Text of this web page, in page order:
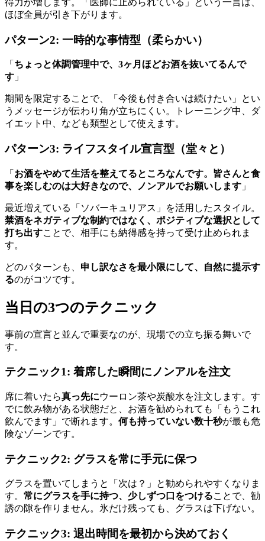
ほぼ全員が引き下がります。
パターン2: 一時的な事情型（柔らかい）
「 ちょっと体調管理中で、3ヶ月ほどお酒を抜いてるんで
す 」
期間を限定することで、「今後も付き合いは続けたい」とい
うメッセージが伝わり角が立ちにくい。トレーニング中、ダ
イエット中、なども類型として使えます。
パターン3: ライフスタイル宣言型（堂々と）
「 お酒をやめて生活を整えてるところなんです。皆さんと食
事を楽しむのは大好きなので、ノンアルでお願いします 」
最近増えている「ソバーキュリアス」を活用したスタイル。
禁酒をネガティブな制約ではなく、ポジティブな選択として
打ち出すことで、相手にも納得感を持って受け止められま
す。
どのパターンも、 申し訳なさを最小限にして、自然に提示す
るのがコツです。
当日の3つのテクニック
事前の宣言と並んで重要なのが、現場での立ち振る舞いで
す。
テクニック1: 着席した瞬間にノンアルを注文
席に着いたら真っ先にウーロン茶や炭酸水を注文します。す
でに飲み物がある状態だと、お酒を勧められても「もうこれ
飲んでます」で断れます。 何も持っていない数十秒が最も危
険なゾーンです。
テクニック2: グラスを常に手元に保つ
グラスを置いてしまうと「次は？」と勧められやすくなりま
す。 常にグラスを手に持つ、少しずつ口をつけることで、勧
誘の隙を作りません。氷だけ残っても、グラスは下げない。
テクニック3: 退出時間を最初から決めておく